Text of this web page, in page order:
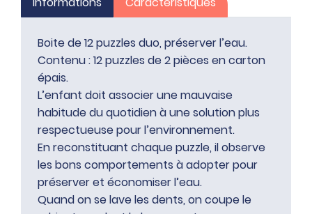
Boite de 12 puzzles duo, préserver l’eau.
Contenu : 12 puzzles de 2 pièces en carton
épais.
L’enfant doit associer une mauvaise
habitude du quotidien à une solution plus
respectueuse pour l’environnement.
En reconstituant chaque puzzle, il observe
les bons comportements à adopter pour
préserver et économiser l’eau.
Quand on se lave les dents, on coupe le